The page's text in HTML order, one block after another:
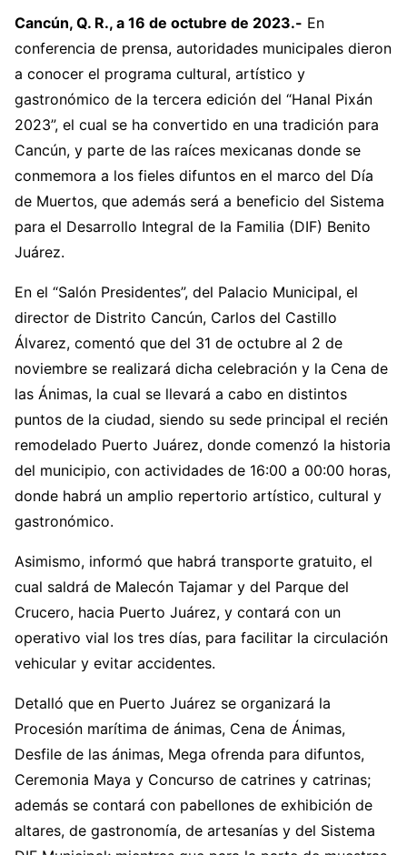
Cancún, Q. R., a 16 de octubre de 2023.- En
conferencia de prensa, autoridades municipales dieron
a conocer el programa cultural, artístico y
gastronómico de la tercera edición del “Hanal Pixán
2023”, el cual se ha convertido en una tradición para
Cancún, y parte de las raíces mexicanas donde se
conmemora a los fieles difuntos en el marco del Día
de Muertos, que además será a beneficio del Sistema
para el Desarrollo Integral de la Familia (DIF) Benito
Juárez.
En el “Salón Presidentes”, del Palacio Municipal, el
director de Distrito Cancún, Carlos del Castillo
Álvarez, comentó que del 31 de octubre al 2 de
noviembre se realizará dicha celebración y la Cena de
las Ánimas, la cual se llevará a cabo en distintos
puntos de la ciudad, siendo su sede principal el recién
remodelado Puerto Juárez, donde comenzó la historia
del municipio, con actividades de 16:00 a 00:00 horas,
donde habrá un amplio repertorio artístico, cultural y
gastronómico.
Asimismo, informó que habrá transporte gratuito, el
cual saldrá de Malecón Tajamar y del Parque del
Crucero, hacia Puerto Juárez, y contará con un
operativo vial los tres días, para facilitar la circulación
vehicular y evitar accidentes.
Detalló que en Puerto Juárez se organizará la
Procesión marítima de ánimas, Cena de Ánimas,
Desfile de las ánimas, Mega ofrenda para difuntos,
Ceremonia Maya y Concurso de catrines y catrinas;
además se contará con pabellones de exhibición de
altares, de gastronomía, de artesanías y del Sistema